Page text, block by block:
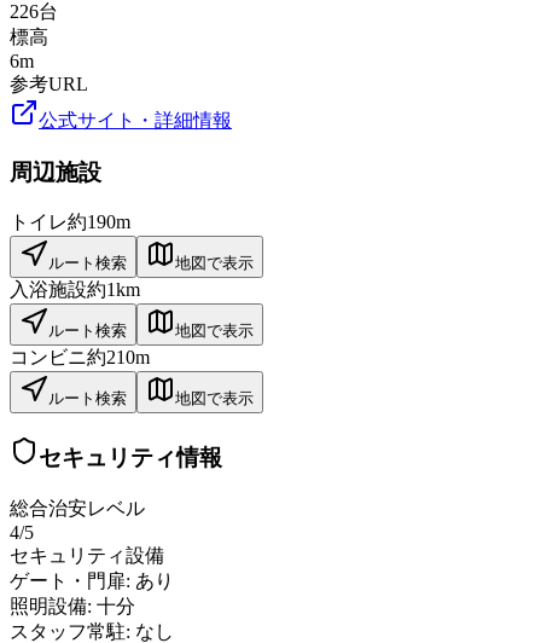
226台
標高
6m
参考URL
公式サイト・詳細情報
周辺施設
トイレ約190m
ルート検索 地図で表示
入浴施設約1km
ルート検索 地図で表示
コンビニ約210m
ルート検索 地図で表示
セキュリティ情報
総合治安レベル
4/5
セキュリティ設備
ゲート・門扉: あり
照明設備: 十分
スタッフ常駐: なし